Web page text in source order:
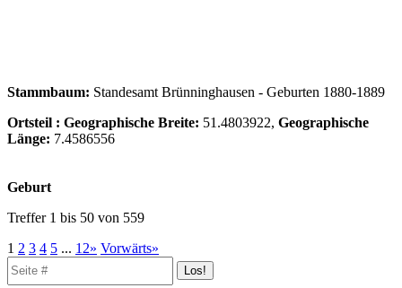
Stammbaum: Standesamt Brünninghausen - Geburten 1880-1889
Ortsteil : Geographische Breite: 51.4803922, Geographische
Länge: 7.4586556
Geburt
Treffer 1 bis 50 von 559
1 2 3 4 5 ... 12» Vorwärts»